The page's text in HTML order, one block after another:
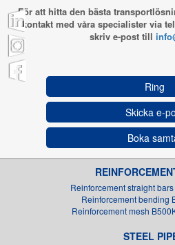
För att hitta den bästa
kontakt med våra specialister via
skriv e-post till
Ring
Skicka e-
Boka
Reinforcement straight
Reinforcement bending
Reinforcement mesh
STEEL